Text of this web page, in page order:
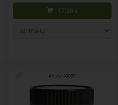
17,90 €
Art.-Nr. 49037